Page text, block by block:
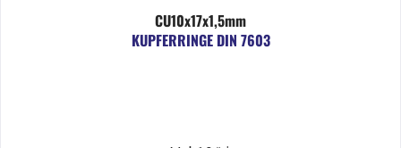
CU10x17x1,5mm
KUPFERRINGE DIN 7603